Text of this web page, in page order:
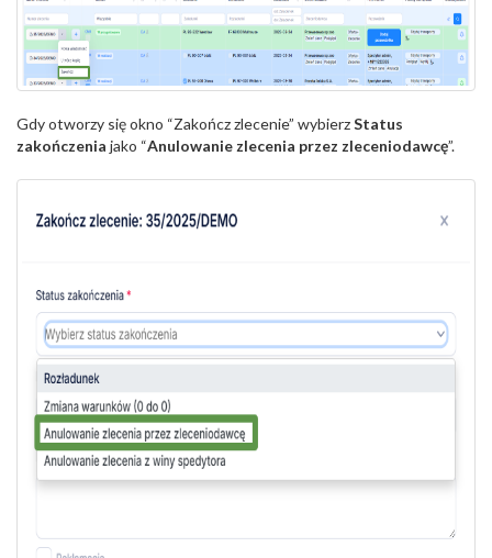
Gdy otworzy się okno “Zakończ zlecenie” wybierzStatus
zakończenia jako “Anulowanie zlecenia przez zleceniodawcę”.